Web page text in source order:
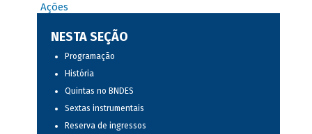
Ações
NESTA SEÇÃO
Programação
História
Quintas no BNDES
Sextas instrumentais
Reserva de ingressos